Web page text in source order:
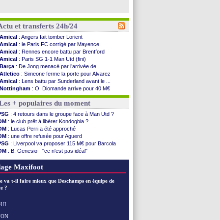
et transferts 24h/24
Amical : Angers fait tomber Lorient
Amical : le Paris FC corrigé par Mayence
Amical : Rennes encore battu par Brentford
Amical : Paris SG 1-1 Man Utd (fini)
Barça : De Jong menacé par l’arrivée de...
Atletico : Simeone ferme la porte pour Alvarez
Amical : Lens battu par Sunderland avant le ...
Nottingham : O. Diomande arrive pour 40 M€
Amical: Strasbourg s'incline encore
Amical : Lille s'impose à Hambourg
Lens: Ganiou prolongé jusqu'en 2030 (officiel)
OM : le PSG, les précisions de Benatia
: Paris SG-Man Utd, les compos
Amical: Chelsea corrige l'AC Milan
Argentine: Messi perd son papa
Amical: l'Inter s'offre la Juventus
Atletico : Almada rejoint River Plate (off.)
Amical: encore une défaite pour Strasbourg
PSG: ça négocie avec le Barça pour Torres
Amical
Amical
+ populaires du moment
: 4 retours dans le groupe face à Man Utd ?
: le club prêt à libérer Kondogbia ?
: Lucas Perri a été approché
: une offre refusée pour Aguerd
: Liverpool va proposer 115 M€ pour Barcola
: B. Genesio - "ce n'est pas idéal"
: prison avec sursis requis contre un arbitre
Maxifoot
va t-il faire mieux que Deschamps en équipe de
?